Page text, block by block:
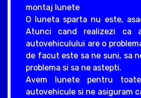
montaj lunete
O luneta sparta nu este,
Atunci cand realizezi ca
autovehiculului are o
de facut este sa ne suni, sa
problema si sa ne astepti.
Avem lunete pentru
autovehicule si ne asiguram